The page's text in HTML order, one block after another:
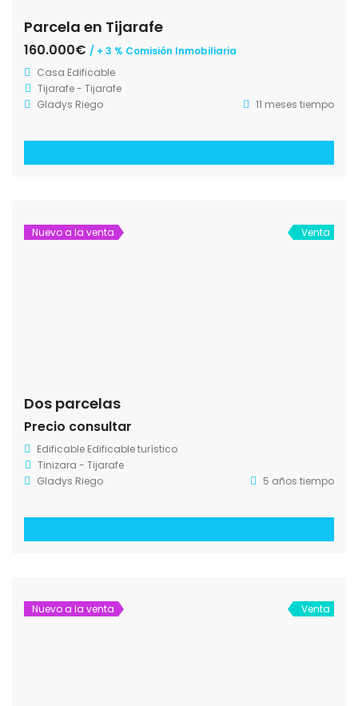
Parcela en Tijarafe
160.000€ / + 3 % Comisión Inmobiliaria
Casa Edificable
Tijarafe - Tijarafe
Gladys Riego
11 meses tiempo
Nuevo a la venta Venta
Dos parcelas
Precio consultar
Edificable Edificable turístico
Tinizara - Tijarafe
Gladys Riego
5 años tiempo
Nuevo a la venta Venta